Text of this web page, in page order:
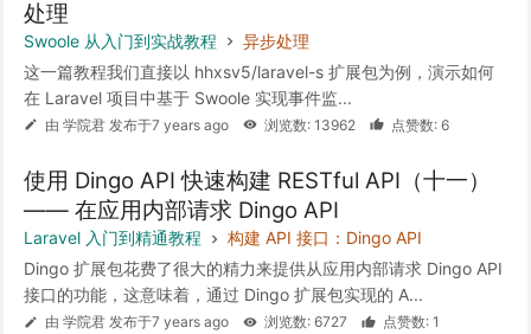
处理
Swoole 从入门到实战教程
异步处理
这一篇教程我们直接以 hhxsv5/laravel-s 扩展包为例，演示如何
在 Laravel 项目中基于 Swoole 实现事件监...
由 学院君 发布于7 years ago 浏览数: 13962 点赞数: 6
使用 Dingo API 快速构建 RESTful API（十一）
—— 在应用内部请求 Dingo API
Laravel 入门到精通教程
构建 API 接口：Dingo API
Dingo 扩展包花费了很大的精力来提供从应用内部请求 Dingo API
接口的功能，这意味着，通过 Dingo 扩展包实现的 A...
由 学院君 发布于7 years ago 浏览数: 6727 点赞数: 1